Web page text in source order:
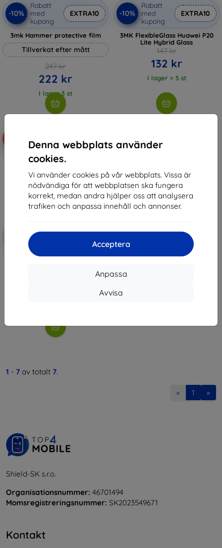
Denna webbplats använder
cookies.
Vi använder cookies på vår webbplats. Vissa är
nödvändiga för att webbplatsen ska fungera
korrekt, medan andra hjälper oss att analysera
trafiken och anpassa innehåll och annonser.
Acceptera
Anpassa
Avvisa
-10%
Rabatt
med
kupong
EXTRA10
3mk Hammer protective film
Tillverkat efter mått
247 kr
222 kr
I lager 3 st
-10%
Rabatt
med
kupong
EXTRA10
3MK FlexibleGlass Huawei P20
Lite Hybrid Glass
147 kr
132 kr
I lager > 5 st
med
3MK FlexibleGlass Huawei P20
1 - 7 av totalt 7.
« 1 »
Shield-SK s.r.o.
Organisationsnummer: 46701494
Momsregistreringsnummer: SK2023549671
Kontakt